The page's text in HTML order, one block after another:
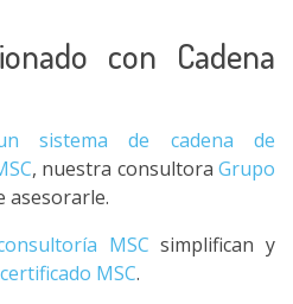
con Cadena
sistema de cadena de
, nuestra consultoraGrupo
asesorarle.
MSC simplifican y
certificado MSC.